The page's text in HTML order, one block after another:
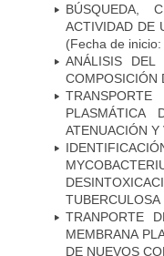
BÚSQUEDA,
ACTIVIDAD DE
(Fecha de
ANÁLISIS DEL
COMPOSICIÓN
PLASMÁTICA
ATENUACIÓN Y
TUBERCULOSA
TRANPORTE
MEMBRANA
DE NUEVOS